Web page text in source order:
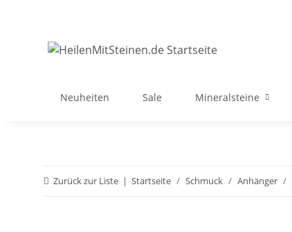
Neuheiten Sale Mineralsteine
Zurück zur Liste Startseite Schmuck Anhänger